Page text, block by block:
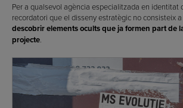
Per a qualsevol agència especialitzada en identitat
recordatori que el disseny estratègic no consisteix a
descobrir elements ocults que ja formen part de
projecte.